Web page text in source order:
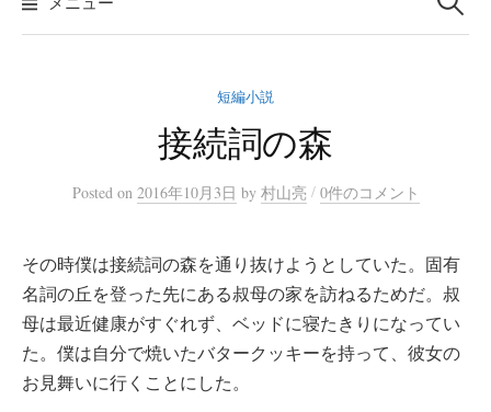
ッ
プ
短編小説
接続詞の森
Posted on 2016年10月3日 by 村山亮 / 0件のコメント
その時僕は接続詞の森を通り抜けようとしていた。固有
名詞の丘を登った先にある叔母の家を訪ねるためだ。叔
母は最近健康がすぐれず、ベッドに寝たきりになってい
た。僕は自分で焼いたバタークッキーを持って、彼女の
お見舞いに行くことにした。